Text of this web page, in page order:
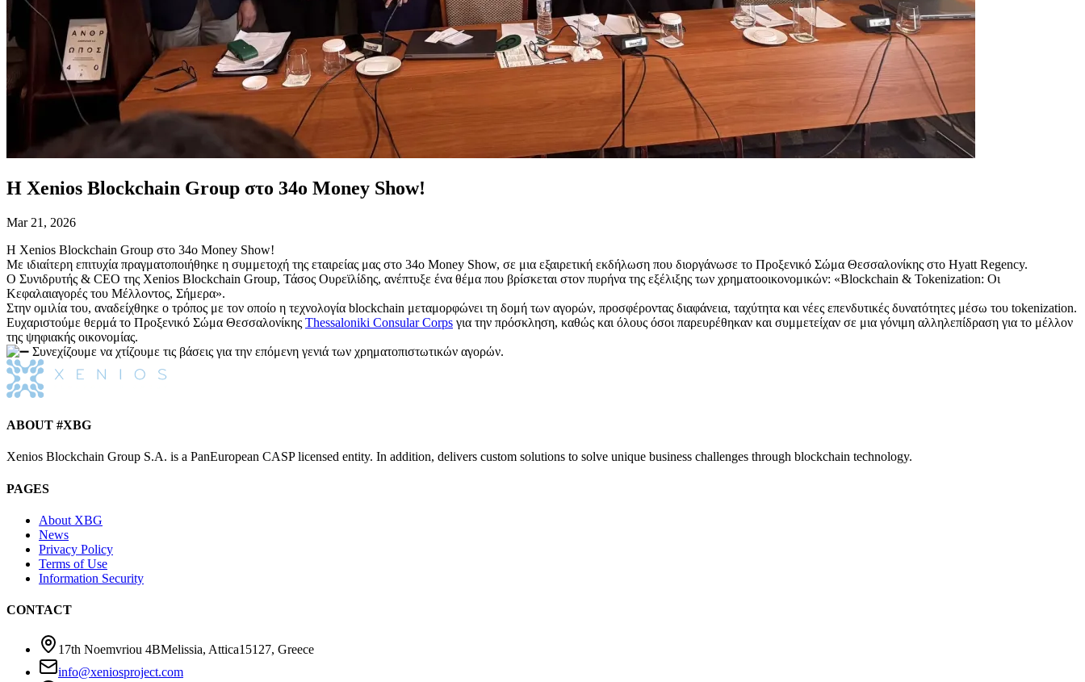
Η Xenios Blockchain Group στο 34ο Money Show!
Mar 21, 2026
Η Xenios Blockchain Group στο 34ο Money Show!
Με ιδιαίτερη επιτυχία πραγματοποιήθηκε η συμμετοχή της εταιρείας μας στο 34ο Money Show, σε μια εξαιρετική εκδήλωση που διοργάνωσε το Προξενικό Σώμα Θεσσαλονίκης στο Hyatt Regency.
Ο Συνιδρυτής & CEO της Xenios Blockchain Group, Τάσος Ουρεϊλίδης, ανέπτυξε ένα θέμα που βρίσκεται στον πυρήνα της εξέλιξης των χρηματοοικονομικών: «Blockchain & Tokenization: Οι
Κεφαλαιαγορές του Μέλλοντος, Σήμερα».
Στην ομιλία του, αναδείχθηκε ο τρόπος με τον οποίο η τεχνολογία blockchain μεταμορφώνει τη δομή των αγορών, προσφέροντας διαφάνεια, ταχύτητα και νέες επενδυτικές δυνατότητες μέσω του tokenization.
Ευχαριστούμε θερμά το Προξενικό Σώμα Θεσσαλονίκης Thessaloniki Consular Corps για την πρόσκληση, καθώς και όλους όσοι παρευρέθηκαν και συμμετείχαν σε μια γόνιμη αλληλεπίδραση για το μέλλον
της ψηφιακής οικονομίας.
Συνεχίζουμε να χτίζουμε τις βάσεις για την επόμενη γενιά των χρηματοπιστωτικών αγορών.
ABOUT #XBG
Xenios Blockchain Group S.A. is a PanEuropean CASP licensed entity. In addition, delivers custom solutions to solve unique business challenges through blockchain technology.
PAGES
About XBG
News
Privacy Policy
Terms of Use
Information Security
CONTACT
17th Noemvriou 4BMelissia, Attica15127, Greece
info@xeniosproject.com